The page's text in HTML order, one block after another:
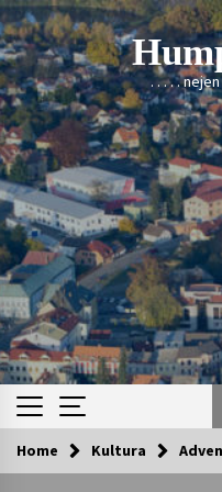
Skip
to
content
. . . . .
Kam za
Home Kultura